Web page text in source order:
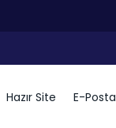
Hazır Site E-Posta